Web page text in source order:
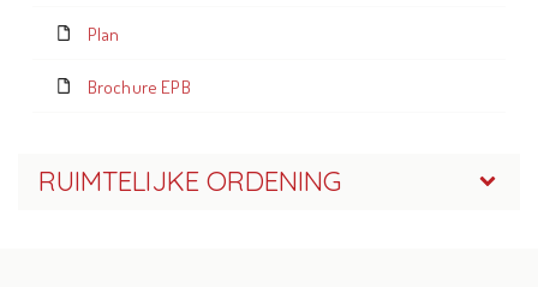
Plan
Brochure EPB
RUIMTELIJKE ORDENING